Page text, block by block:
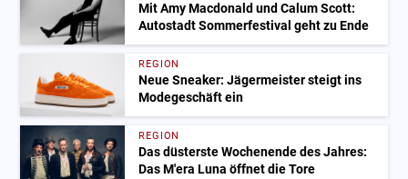
Mit Amy Macdonald und Calum Scott:
Autostadt Sommerfestival geht zu Ende
REGION
Neue Sneaker: Jägermeister steigt ins
Modegeschäft ein
REGION
Das düsterste Wochenende des Jahres:
Das M'era Luna öffnet die Tore